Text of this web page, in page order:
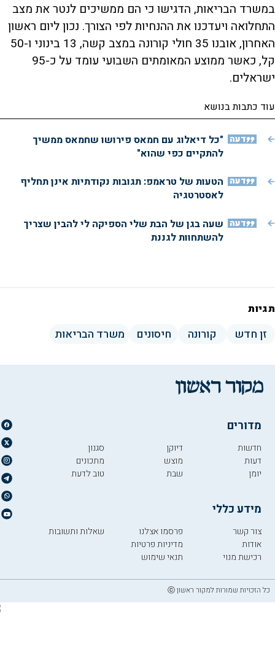
במשרד הבריאות, הדגישו כי הם ממשיכים לנטר את מצב
התחלואה ויעדכנו את ההנחיות לפי הצורך. נכון ליום ראשון
האחרון, אובנו 35 חולי קורונה במצב קשה, 13 בינוני ו-50
קל, כאשר ממוצע המאומתים השבועי עומד על כ-95
ישראלים.
עוד כתבות בנושא
דעה "כל דיאלוג עם חמאס פירושו שחמאס ממשיך
להתקיים כפי שהוא"
דעה הטעות של טראמפ: תגובות נקודתיות אינן תחליף
לאסטרטגיה
דעה שעה בגן של הבת שלי הספיקה לי להבין שצריך
להשתחוות לגננת
תגיות
זן חדש קורונה חיסונים משרד הבריאות
מדורים
חדשות
דעות
יומן
דיוקן
מוצש
שבת
סגנון
מתכונים
טוב לדעת
מידע כללי
צור קשר
אודות
רכישת מנוי
פרסמו אצלנו
מדיניות פרטיות
תנאי שימוש
שאלות ותשובות
כל הזכויות שמורות למקור ראשון ⓒ